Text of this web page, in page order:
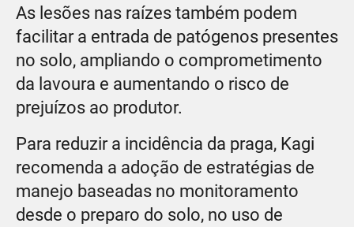
As lesões nas raízes também podem
facilitar a entrada de patógenos presentes
no solo, ampliando o comprometimento
da lavoura e aumentando o risco de
prejuízos ao produtor.
Para reduzir a incidência da praga, Kagi
recomenda a adoção de estratégias de
manejo baseadas no monitoramento
desde o preparo do solo, no uso de